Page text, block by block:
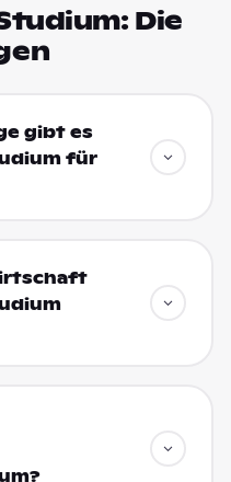
Die
gibt es
für